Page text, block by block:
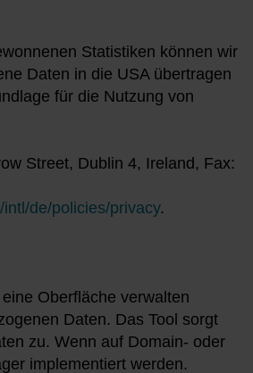
Statistiken können wir
Daten in die USA übertragen
für die Nutzung von
Street, Dublin 4, Ireland, Fax:
de/policies/privacy.
Oberfläche verwalten
Daten. Das Tool sorgt
zu. Wenn auf Domain- oder
implementiert werden.